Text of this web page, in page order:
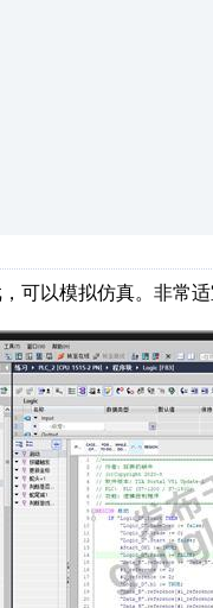
可以模拟仿真。非常